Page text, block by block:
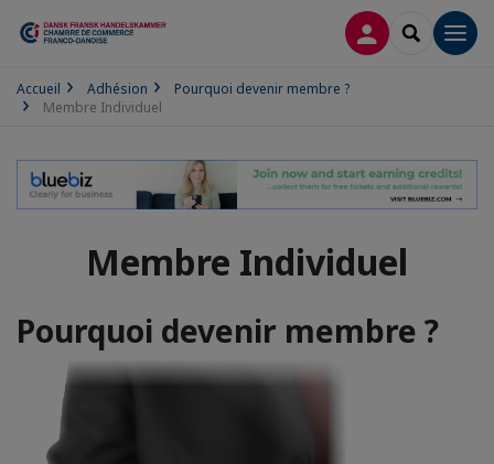
CONNEXION
Accueil Adhésion
Pourquoi devenir membre ?
Membre Individuel
Membre Individuel
Pourquoi devenir membre ?